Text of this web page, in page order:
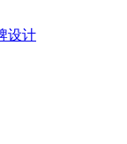
设计